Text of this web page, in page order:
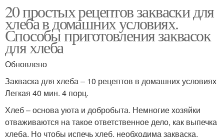
Ингредиенты для
закваска
Закваска для кваса Домашний квас
20 простых рецептов закваски для
хлеба в домашних условиях.
Способы приготовления заквасок
для хлеба
Обновлено
Закваска для хлеба – 10 рецептов в домашних условиях
Легкая 40 мин. 4 порц.
Хлеб – основа уюта и добробыта. Немногие хозяйки
отваживаются на такое ответственное дело, как выпечка
хлеба. Но чтобы испечь хлеб, необходима закваска,